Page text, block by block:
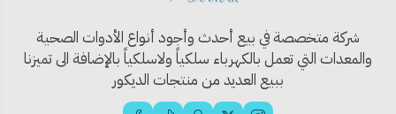
شطاف يدوي صغير الحجم بتشطيب كروم
قاعدة تثبيت معدنية
جميع ملحقات التركيب الأساسية
شركة متخصصة في بيع أحدث وأجود أنواع الأدوات الصحية
والمعدات التي تعمل بالكهرباء سلكياً ولاسلكياً بالإضافة الى تميزنا
ببيع العديد من منتجات الديكور